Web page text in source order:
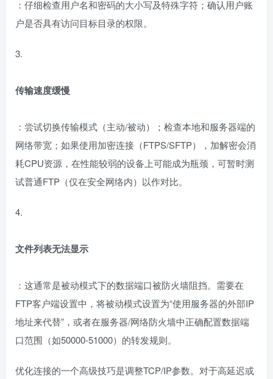
：仔细检查用户名和密码的大小写及特殊字符；确认用户账
户是否具有访问目标目录的权限。
3.
传输速度缓慢
：尝试切换传输模式（主动/被动）；检查本地和服务器端的
网络带宽；如果使用加密连接（FTPS/SFTP），加解密会消
耗CPU资源，在性能较弱的设备上可能成为瓶颈，可暂时测
试普通FTP（仅在安全网络内）以作对比。
4.
文件列表无法显示
：这通常是被动模式下的数据端口被防火墙阻挡。需要在
FTP客户端设置中，将被动模式设置为“使用服务器的外部IP
地址来代替”，或者在服务器/网络防火墙中正确配置数据端
口范围（如50000-51000）的转发规则。
优化连接的一个高级技巧是调整TCP/IP参数。对于高延迟或